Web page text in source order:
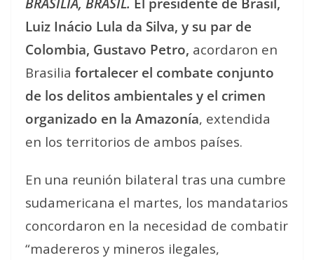
Luiz Inácio Lula da Silva, y su par de
Colombia, Gustavo Petro, acordaron en
Brasilia fortalecer el combate conjunto
de los delitos ambientales y el crimen
organizado en la Amazonía, extendida
en los territorios de ambos países.
En una reunión bilateral tras una cumbre
sudamericana el martes, los mandatarios
concordaron en la necesidad de combatir
“madereros y mineros ilegales,